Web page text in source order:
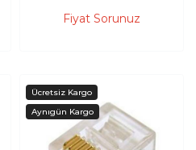
Aletsiz Sonlandırma
Fiyat Sorunuz